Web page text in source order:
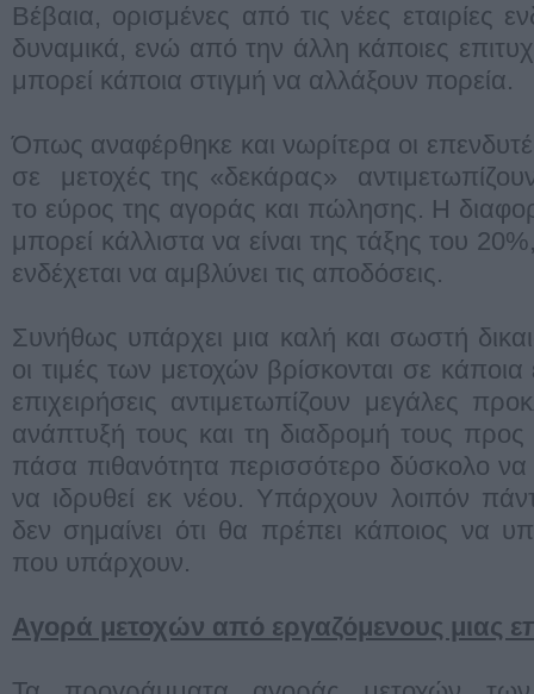
Βέβαια, ορισμένες από τις νέες εταιρίες
δυναμικά, ενώ από την άλλη κάποιες
μπορεί κάποια στιγμή να αλλάξουν πορεία.
Όπως αναφέρθηκε και νωρίτερα οι
σε μετοχές της «δεκάρας»
το εύρος της αγοράς και πώλησης. Η
μπορεί κάλλιστα να είναι της τάξης του
ενδέχεται να αμβλύνει τις αποδόσεις.
Συνήθως υπάρχει μια καλή και σωστή
οι τιμές των μετοχών βρίσκονται σε
επιχειρήσεις αντιμετωπίζουν μεγάλες
ανάπτυξή τους και τη διαδρομή τους προς
πάσα πιθανότητα περισσότερο δύσκολο να
να ιδρυθεί εκ νέου. Υπάρχουν λοιπόν
δεν σημαίνει ότι θα πρέπει κάποιος να
που υπάρχουν.
Αγορά μετοχών από εργαζόμενους μιας